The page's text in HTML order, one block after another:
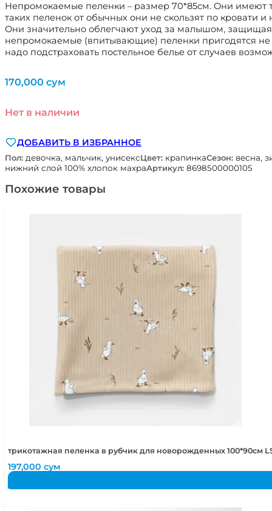
Непромокаемые пеленки – размер 70*85см. Они имеют
таких пеленок от обычных они не скользят по
Они значительно облегчают уход за малышом, защищая
непромокаемые (впитывающие) пеленки пригодятся не
надо подстраховать постельное белье от случаев
170,000 сум
Нет в наличии
ДОБАВИТЬ В ИЗБРАННОЕ
Пол: девочка, мальчик, унисексЦвет: крапинкаСезон: весна,
нижний слой 100% хлопок махраАртикул: 8698500000105
Похожие товары
трикотажная пеленка в рубчик для новорожденных 100*90см
197,000сум